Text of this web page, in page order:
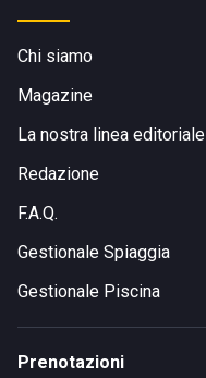
Chi siamo
Magazine
La nostra linea editoriale
Redazione
F.A.Q.
Gestionale Spiaggia
Gestionale Piscina
Prenotazioni